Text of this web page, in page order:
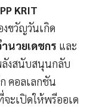
PP KRIT
งขวัญวันเกิด
นวยเดชกร และ
งสนับสนุนกลับ
คอลเลกชัน
จะเปิดให้พรีออเด